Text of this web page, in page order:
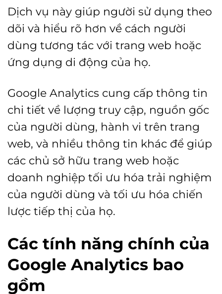
Dịch vụ này giúp người sử dụng theo
dõi và hiểu rõ hơn về cách người
dùng tương tác với trang web hoặc
ứng dụng di động của họ.
Google Analytics cung cấp thông tin
chi tiết về lượng truy cập, nguồn gốc
của người dùng, hành vi trên trang
web, và nhiều thông tin khác để giúp
các chủ sở hữu trang web hoặc
doanh nghiệp tối ưu hóa trải nghiệm
của người dùng và tối ưu hóa chiến
lược tiếp thị của họ.
Các tính năng chính của
Google Analytics bao
gồm